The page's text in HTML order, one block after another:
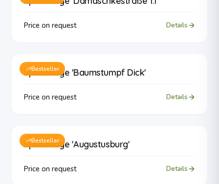
Price on request Details
Bestseller
Spielanlage 'Baumstumpf Dick'
Price on request Details
Bestseller
Spielanlage 'Augustusburg'
Price on request Details